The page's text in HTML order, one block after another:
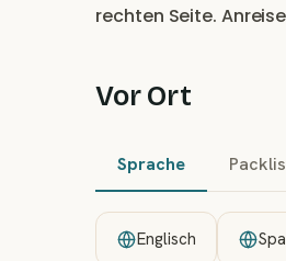
rechten Seite.
Vor Ort
Sprache
Englisch